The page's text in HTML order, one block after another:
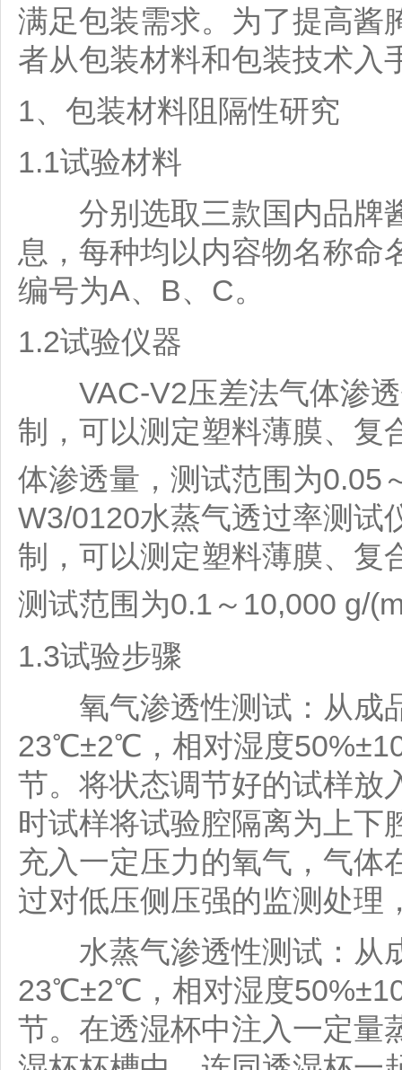
满足包装需求。为了提高酱
者从包装材料和包装技术入
1、包装材料阻隔性研究
1.1试验材料
分别选取三款国内品牌
息，每种均以内容物名称命
编号为A、B、C。
1.2试验仪器
VAC-V2压差法气体渗透
制，可以测定塑料薄膜、复
体渗透量，测试范围为0.05
W3/0120水蒸气透过率测试
制，可以测定塑料薄膜、复
测试范围为0.1～10,000 g/
1.3试验步骤
氧气渗透性测试：从成
23℃±2℃，相对湿度
节。将状态调节好的试样
时试样将试验腔隔离为上下
充入一定压力的氧气，气体
过对低压侧压强的监测处理
水蒸气渗透性测试：从
23℃±2℃，相对湿度
节。在透湿杯中注入一定量